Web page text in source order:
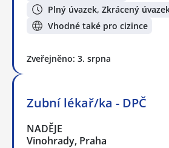
Plný úvazek, Zkrácený
Vhodné také pro cizince
Zveřejněno: 3. srpna
Zubní lékař/ka - DPČ
NADĚJE
Vinohrady, Praha